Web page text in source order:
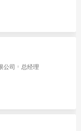
公司
总经理